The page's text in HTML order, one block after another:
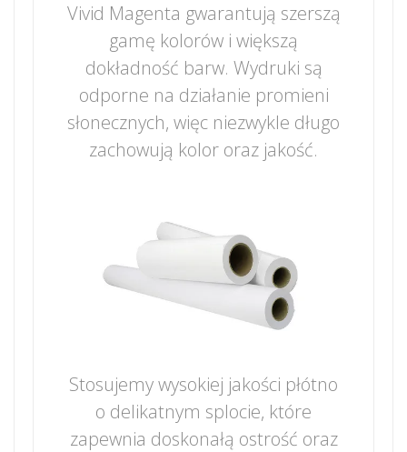
Vivid Magenta gwarantują szerszą
gamę kolorów i większą
dokładność barw. Wydruki są
odporne na działanie promieni
słonecznych, więc niezwykle długo
zachowują kolor oraz jakość.
Stosujemy wysokiej jakości płótno
o delikatnym splocie, które
zapewnia doskonałą ostrość oraz